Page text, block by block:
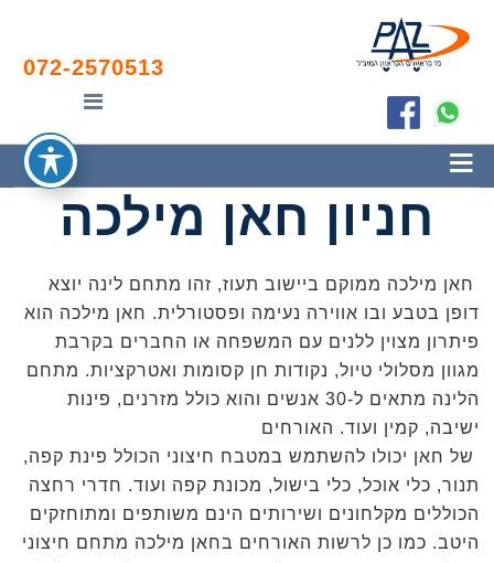
Skip
links
primary
navigation
content
primary
sidebar
072-2570513
חניון חאן מילכה
חאן מילכה ממוקם ביישוב תעוז, זהו מתחם לינה יוצא
דופן בטבע ובו אווירה נעימה ופסטורלית. חאן מילכה הוא
פיתרון מצוין ללנים עם המשפחה או החברים בקרבת
מגוון מסלולי טיול, נקודות חן קסומות ואטרקציות. מתחם
הלינה מתאים ל-30 אנשים והוא כולל מזרנים, פינות
ישיבה, קמין ועוד. האורחים
של חאן יכולו להשתמש במטבח חיצוני הכולל פינת קפה,
תנור, כלי אוכל, כלי בישול, מכונת קפה ועוד. חדרי רחצה
הכוללים מקלחונים ושירותים הינם משותפים ומתוחזקים
היטב. כמו כן לרשות האורחים בחאן מילכה מתחם חיצוני